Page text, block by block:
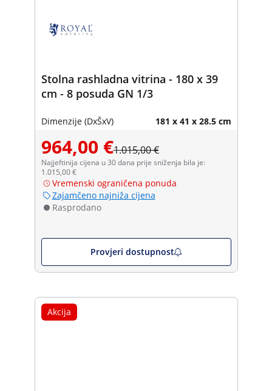
Stolna rashladna vitrina - 180 x 39
cm - 8 posuda GN 1/3
Dimenzije (DxŠxV) 181 x 41 x 28.5 cm
964,00 €1.015,00 €
Najjeftinija cijena u 30 dana prije sniženja bila je:
1.015,00 €
Vremenski ograničena ponuda
Zajamčeno najniža cijena
Rasprodano
Provjeri dostupnost
Akcija